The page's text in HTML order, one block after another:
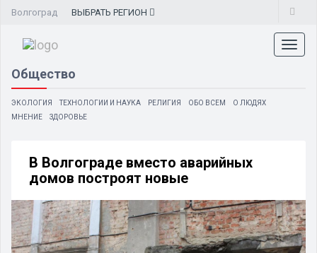
Волгоград ВЫБРАТЬ РЕГИОН
Общество
ЭКОЛОГИЯ ТЕХНОЛОГИИ И НАУКА РЕЛИГИЯ ОБО ВСЕМ
О ЛЮДЯХ
МНЕНИЕ
ЗДОРОВЬЕ
В Волгограде вместо аварийных
домов построят новые